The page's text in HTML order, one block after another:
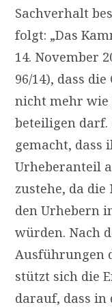
Sachverhalt
folgt: „Das
14. November
96/14), dass die
nicht mehr wie
beteiligen darf.
gemacht, dass
Urheberanteil
zustehe, da
den Urhebern
würden. Nach
Ausführungen
stützt sich die
darauf, dass in